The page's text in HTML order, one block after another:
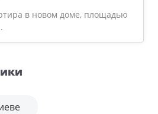
в новом доме, площадью